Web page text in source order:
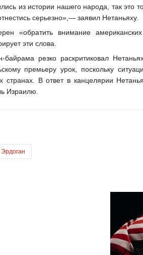
из истории нашего народа, так это
серьезно»,— заявил Нетаньяху.
«обратить внимание
эти слова.
резко раскритиковал
премьеру урок, поскольку
странах. В ответ в канцелярии
Израилю.